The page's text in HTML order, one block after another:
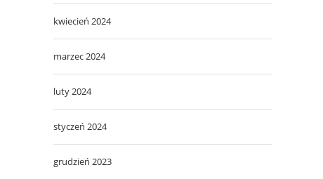
kwiecień 2024
marzec 2024
luty 2024
styczeń 2024
grudzień 2023